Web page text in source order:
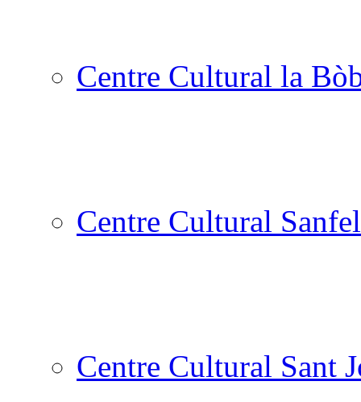
Centre Cultural la
Centre Cultural
Centre Cultural Sant